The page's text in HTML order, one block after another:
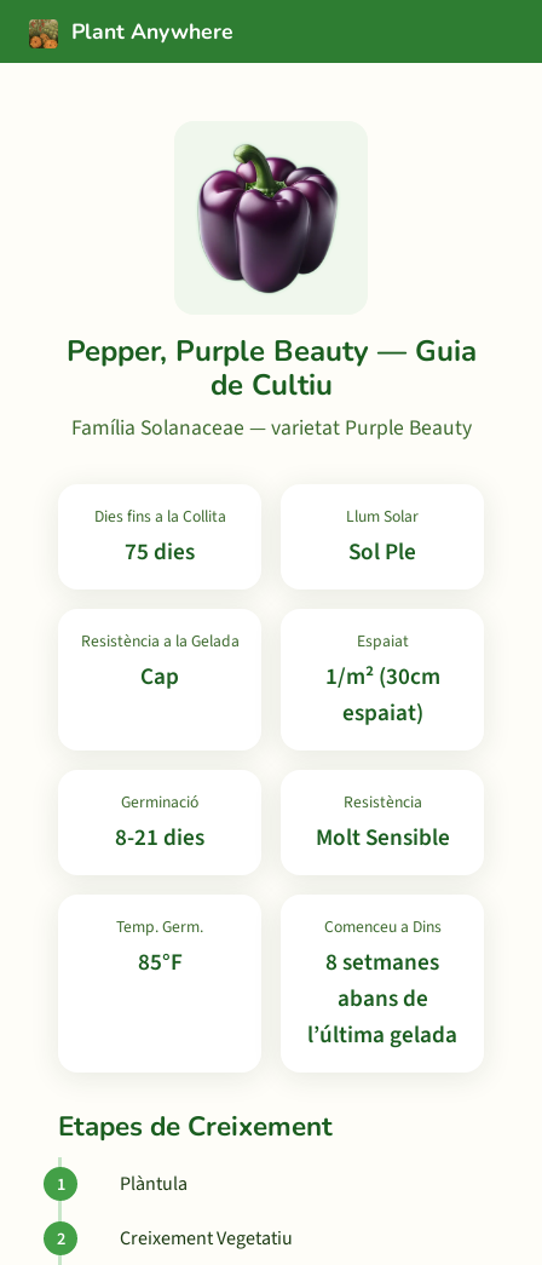
Plant Anywhere
Pepper, Purple Beauty — Guia
de Cultiu
Família Solanaceae — varietat Purple Beauty
Dies fins a la Collita
75 dies
Llum Solar
Sol Ple
Resistència a la Gelada
Cap
Espaiat
1/m² (30cm
espaiat)
Germinació
8-21 dies
Resistència
Molt Sensible
Temp. Germ.
85°F
Comenceu a Dins
8 setmanes
abans de
l’última gelada
Etapes de Creixement
Plàntula
Creixement Vegetatiu